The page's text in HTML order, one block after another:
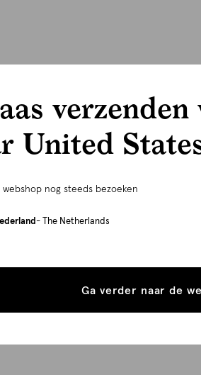
verzenden
United
nog steeds bezoeken
- The Netherlands
Ga verder naar de